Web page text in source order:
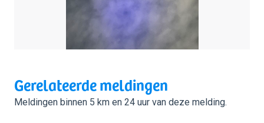
Gerelateerde meldingen
Meldingen binnen 5 km en 24 uur van deze melding.